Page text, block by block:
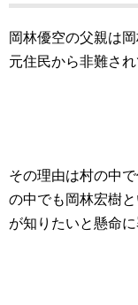
岡林優空の父親は
元住民から非難さ
その理由は村の中
の中でも岡林宏樹
が知りたいと懸命